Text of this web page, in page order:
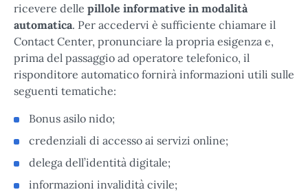
ricevere delle pillole informative in modalità
automatica. Per accedervi è sufficiente chiamare il
Contact Center, pronunciare la propria esigenza e,
prima del passaggio ad operatore telefonico, il
risponditore automatico fornirà informazioni utili sulle
seguenti tematiche:
Bonus asilo nido;
credenziali di accesso ai servizi online;
delega dell’identità digitale;
informazioni invalidità civile;